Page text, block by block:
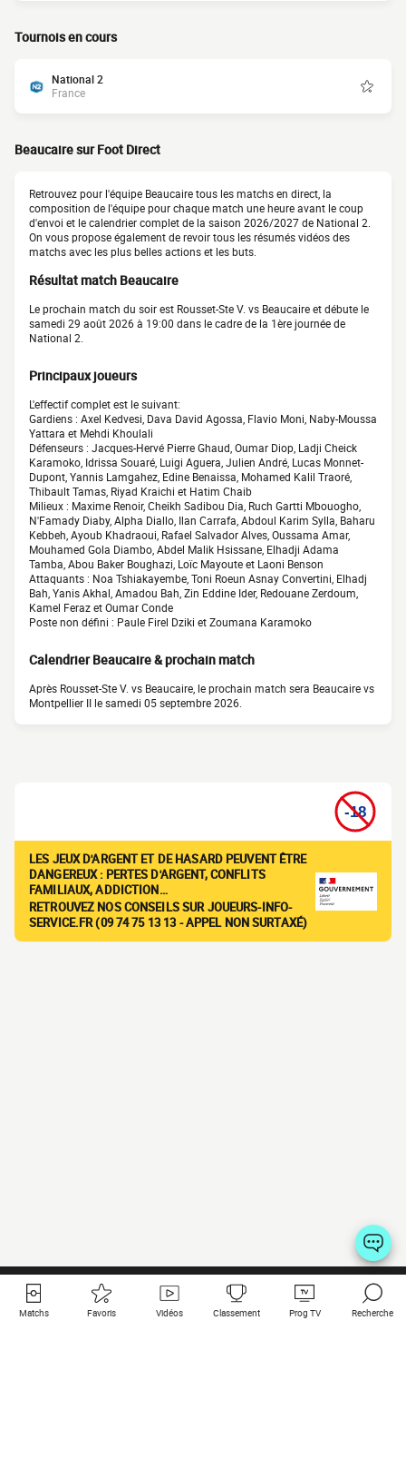
Tournois en cours
National 2
France
Beaucaire sur Foot Direct
Retrouvez pour l'équipe Beaucaire tous les matchs en direct, la
composition de l'équipe pour chaque match une heure avant le coup
d'envoi et le calendrier complet de la saison 2026/2027 de National 2.
On vous propose également de revoir tous les résumés vidéos des
matchs avec les plus belles actions et les buts.
Résultat match Beaucaire
Le prochain match du soir est Rousset-Ste V. vs Beaucaire et débute le
samedi 29 août 2026 à 19:00 dans le cadre de la 1ère journée de
National 2.
Principaux joueurs
L'effectif complet est le suivant:
Gardiens : Axel Kedvesi, Dava David Agossa, Flavio Moni, Naby-Moussa
Yattara et Mehdi Khoulali
Défenseurs : Jacques-Hervé Pierre Ghaud, Oumar Diop, Ladji Cheick
Karamoko, Idrissa Souaré, Luigi Aguera, Julien André, Lucas Monnet-
Dupont, Yannis Lamgahez, Edine Benaissa, Mohamed Kalil Traoré,
Thibault Tamas, Riyad Kraichi et Hatim Chaib
Milieux : Maxime Renoir, Cheikh Sadibou Dia, Ruch Gartti Mbouogho,
N'Famady Diaby, Alpha Diallo, Ilan Carrafa, Abdoul Karim Sylla, Baharu
Kebbeh, Ayoub Khadraoui, Rafael Salvador Alves, Oussama Amar,
Mouhamed Gola Diambo, Abdel Malik Hsissane, Elhadji Adama
Tamba, Abou Baker Boughazi, Loïc Mayoute et Laoni Benson
Attaquants : Noa Tshiakayembe, Toni Roeun Asnay Convertini, Elhadj
Bah, Yanis Akhal, Amadou Bah, Zin Eddine Ider, Redouane Zerdoum,
Kamel Feraz et Oumar Conde
Poste non défini : Paule Firel Dziki et Zoumana Karamoko
Calendrier Beaucaire & prochain match
Après Rousset-Ste V. vs Beaucaire, le prochain match sera Beaucaire vs
Montpellier II le samedi 05 septembre 2026.
LES JEUX D'ARGENT ET DE HASARD PEUVENT ÊTRE
DANGEREUX : PERTES D'ARGENT, CONFLITS
FAMILIAUX, ADDICTION…
RETROUVEZ NOS CONSEILS SUR JOUEURS-INFO-
SERVICE.FR (09 74 75 13 13 - APPEL NON SURTAXÉ)
Matchs Favoris Vidéos Classement Prog TV Recherche